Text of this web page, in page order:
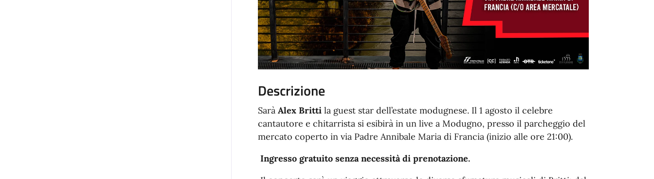
Descrizione
Sarà Alex Brittila guest star dell’estate modugnese. Il 1 agosto il celebre
cantautore e chitarrista si esibirà in un live a Modugno, presso il parcheggio del
mercato coperto in via Padre Annibale Maria di Francia (inizio alle ore 21:00).
Ingresso gratuito senza necessità di prenotazione.